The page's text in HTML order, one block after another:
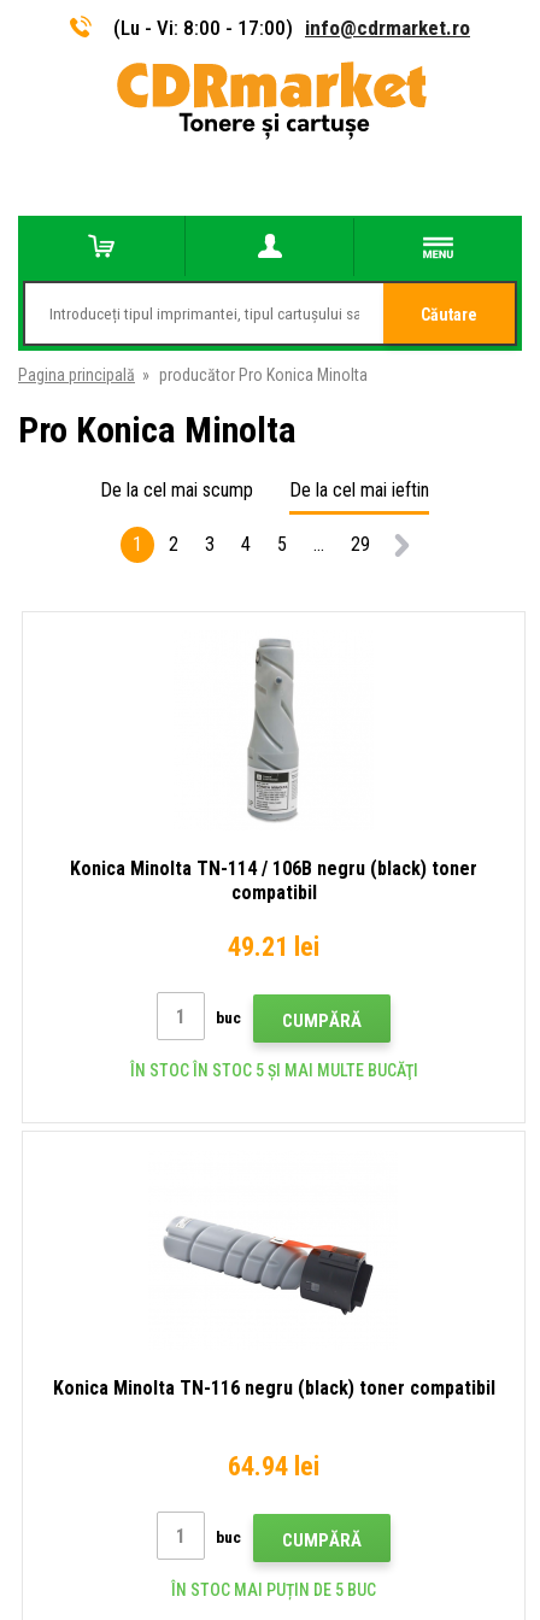
(Lu - Vi: 8:00 - 17:00) info@cdrmarket.ro
Căutare
Pagina principală » producător Pro Konica Minolta
Pro Konica Minolta
De la cel mai scump De la cel mai ieftin
1 2 3 4 5 ... 29
Konica Minolta TN-114 / 106B negru (black) toner
compatibil
49.21 lei
buc CUMPĂRĂ
ÎN STOC ÎN STOC 5 ȘI MAI MULTE BUCĂŢI
Konica Minolta TN-116 negru (black) toner compatibil
64.94 lei
buc CUMPĂRĂ
ÎN STOC MAI PUȚIN DE 5 BUC